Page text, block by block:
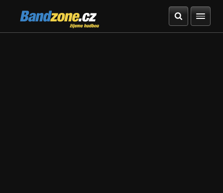
Bandzone.cz
žijeme hudbou